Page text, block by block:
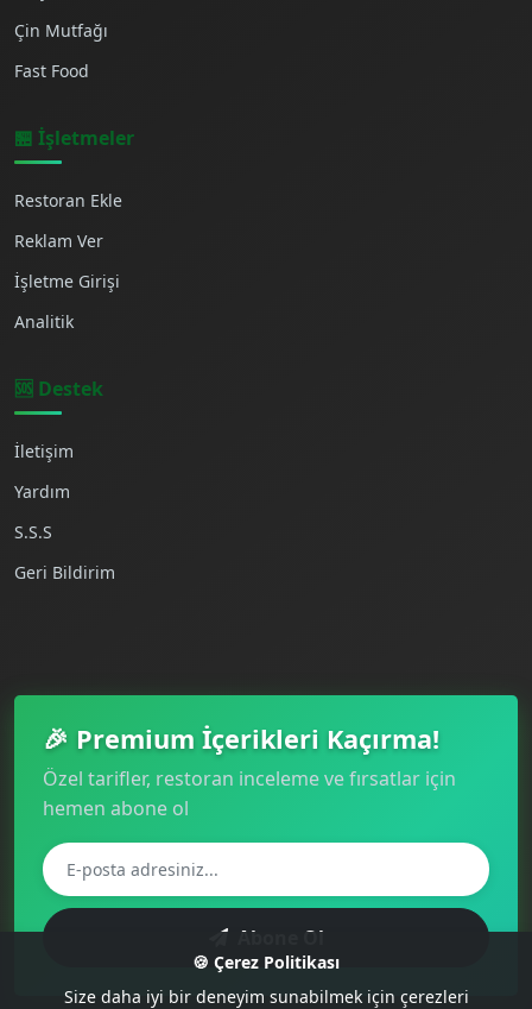
Çin Mutfağı
Fast Food
🏪 İşletmeler
Restoran Ekle
Reklam Ver
İşletme Girişi
Analitik
🆘 Destek
İletişim
Yardım
S.S.S
Geri Bildirim
🎉 Premium İçerikleri Kaçırma!
Özel tarifler, restoran inceleme ve fırsatlar için
hemen abone ol
Abone Ol
🍪 Çerez Politikası
Size daha iyi bir deneyim sunabilmek için çerezleri